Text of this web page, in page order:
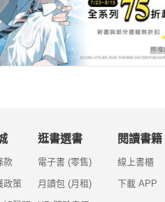
款
政策
逛書選書
電子書 (零售)
月讀包 (月租)
閱讀書籍
線上書櫃
下載 APP